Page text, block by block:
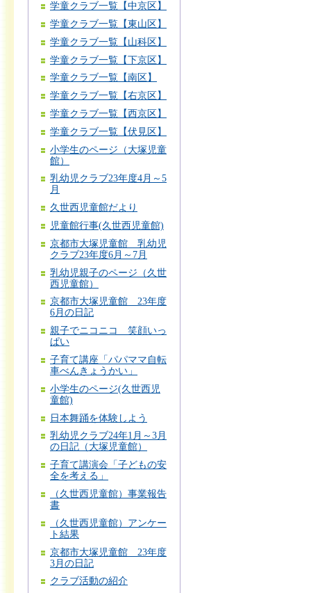
学童クラブ一覧【中京区】
学童クラブ一覧【東山区】
学童クラブ一覧【山科区】
学童クラブ一覧【下京区】
学童クラブ一覧【南区】
学童クラブ一覧【右京区】
学童クラブ一覧【西京区】
学童クラブ一覧【伏見区】
小学生のページ（大塚児童
館）
乳幼児クラブ23年度4月～5
月
久世西児童館だより
児童館行事(久世西児童館)
京都市大塚児童館 乳幼児
クラブ23年度6月～7月
乳幼児親子のページ（久世
西児童館）
京都市大塚児童館 23年度
6月の日記
親子でニコニコ 笑顔いっ
ぱい
子育て講座「パパママ自転
車べんきょうかい」
小学生のページ(久世西児
童館)
日本舞踊を体験しよう
乳幼児クラブ24年1月～3月
の日記（大塚児童館）
子育て講演会「子どもの安
全を考える」
（久世西児童館）事業報告
書
（久世西児童館）アンケー
ト結果
京都市大塚児童館 23年度
3月の日記
クラブ活動の紹介